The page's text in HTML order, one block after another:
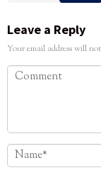
Leave a Reply
Your email address will